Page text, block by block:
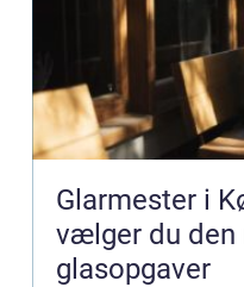
Glarmester i
vælger du den
glasopgaver